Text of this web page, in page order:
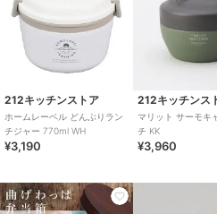
212キッチンストア
ホームレーベル どんぶりラン
チジャー 770ml WH
¥3,190
212キッチンス
マリット サーモキ
チ KK
¥3,960